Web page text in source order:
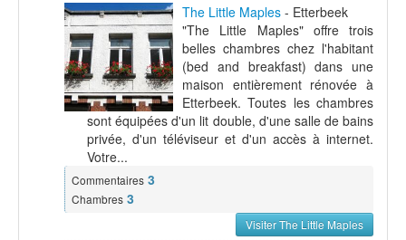
The Little Maples - Etterbeek
"The Little Maples" offre trois
belles chambres chez l'habitant
(bed and breakfast) dans une
maison entièrement rénovée à
Etterbeek. Toutes les chambres
sont équipées d'un lit double, d'une salle de bains
privée, d'un téléviseur et d'un accès à internet.
Votre...
Commentaires 3
Chambres 3
Visiter The Little Maples